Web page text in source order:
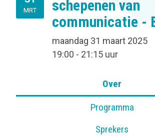
MRT
schepenen van
communicatie -
maandag 31 maart 2025
19:00 - 21:15 uur
Over
Programma
Sprekers